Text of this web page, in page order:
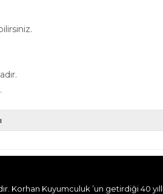
Korhan Kuyumculuk ’un getirdiği 40